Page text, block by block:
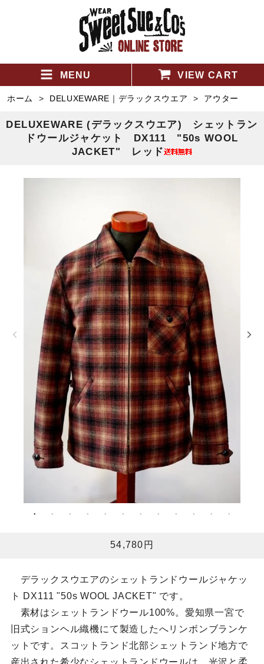
MENU VIEW CART
ホーム > DELUXEWARE｜デラックスウエア > アウター
DELUXEWARE (デラックスウエア) シェットラン
ドウールジャケット DX111 "50s WOOL
JACKET" レッド
54,780円
デラックスウエアのシェットランドウールジャケッ
ト DX111 "50s WOOL JACKET" です。
素材はシェットランドウール100%。愛知県一宮で
旧式ションヘル織機にて製造したへリンボンブランケ
ットです。スコットランド北部シェットランド地方で
産出された希少なシェットランドウールは、光沢と柔